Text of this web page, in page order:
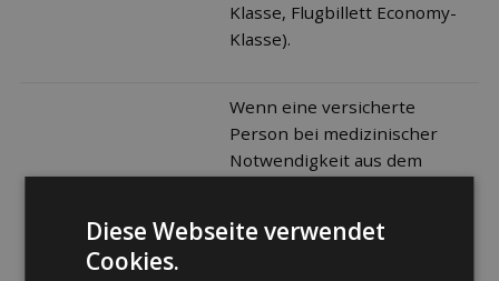
Klasse, Flugbillett Economy-
Klasse).
Wenn eine versicherte
Person bei medizinischer
Notwendigkeit aus dem
stationären Behandlung
Diese Webseite verwendet
Cookies.